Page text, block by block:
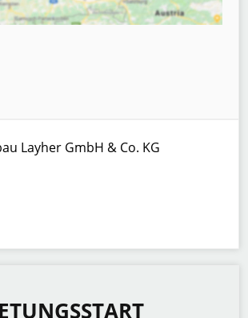
Layher GmbH & Co. KG